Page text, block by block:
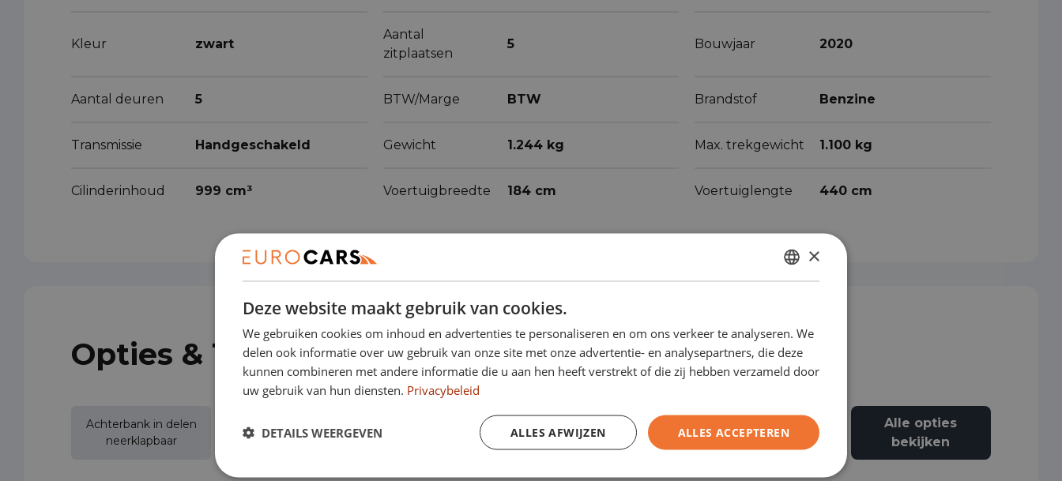
Kleur zwart
Aantal
zitplaatsen
5 Bouwjaar 2020
Aantal deuren 5 BTW/Marge BTW Brandstof Benzine
Transmissie Handgeschakeld Gewicht 1.244 kg Max. trekgewicht 1.100 kg
Cilinderinhoud 999 cm³ Voertuigbreedte 184 cm Voertuiglengte 440 cm
Opties & Toebehoren (73)
Achterbank in delen
neerklapbaar
Achteruitrijcamera
rijstrookassistent
Airbag bestuurder Airbag passagier
Alle opties
bekijken
DUTCH
GERMAN
×
Deze website maakt gebruik van cookies.
We gebruiken cookies om inhoud en advertenties te personaliseren en om ons verkeer te analyseren. We
delen ook informatie over uw gebruik van onze site met onze advertentie- en analysepartners, die deze
kunnen combineren met andere informatie die u aan hen heeft verstrekt of die zij hebben verzameld door
uw gebruik van hun diensten. Privacybeleid
ALLES ACCEPTEREN
ALLES AFWIJZEN
DETAILS WEERGEVEN